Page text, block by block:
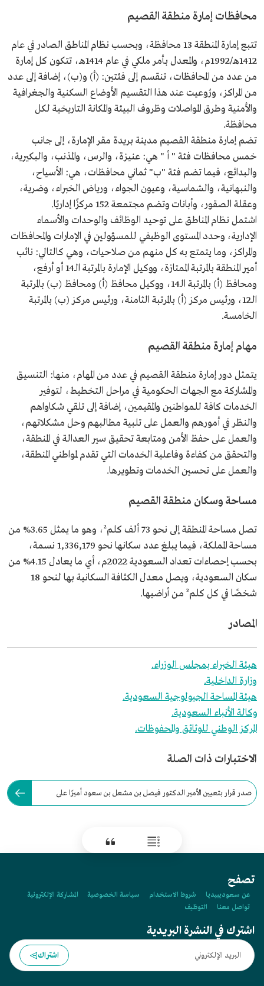
محافظات إمارة منطقة القصيم
تتبع إمارة المنطقة 13 محافظة، وبحسب نظام المناطق الصادر في عام
1412هـ/1992م، والمعدل بأمر ملكي في عام 1414هـ، تتكون كل إمارة
من عدد من المحافظات، تنقسم إلى فئتين: (أ) و(ب)، إضافة إلى عدد
من المراكز، ورُوعيت عند هذا التقسيم الأوضاع السكنية والجغرافية
والأمنية وطرق المواصلات وظروف البيئة والمكانة التاريخية لكل
محافظة.
تضم إمارة منطقة القصيم مدينة بريدة مقر الإمارة، إلى جانب
خمس محافظات فئة " أ " هي: عنيزة، والرس، والمذنب، والبكيرية،
والبدائع، فيما تضم فئة "ب" ثماني محافظات، هي: الأسياح،
والنبهانية، والشماسية، وعيون الجواء، ورياض الخبراء، وضرية،
وعقلة الصقور، وأبانات وتضم مجتمعة 152 مركزًا إداريًا.
اشتمل نظام المناطق على توحيد الوظائف والوحدات والأسماء
الإدارية، وحدد المستوى الوظيفي للمسؤولين في الإمارات والمحافظات
والمراكز، وما يتمتع به كل منهم من صلاحيات، وهي كالتالي: نائب
أمير المنطقة بالمرتبة الممتازة، ووكيل الإمارة بالمرتبة الـ14 أو أرفع،
ومحافظ (أ) بالمرتبة الـ14، ووكيل محافظ (أ) ومحافظ (ب) بالمرتبة
الـ12، ورئيس مركز (أ) بالمرتبة الثامنة، ورئيس مركز (ب) بالمرتبة
الخامسة.
مهام إمارة منطقة القصيم
يتمثل دور إمارة منطقة القصيم في عدد من المهام، منها: التنسيق
والمشاركة مع الجهات الحكومية في مراحل التخطيط، لتوفير
الخدمات كافة للمواطنين والمقيمين، إضافة إلى تلقي شكاواهم
والنظر في أمورهم والعمل على تلبية مطالبهم وحل مشكلاتهم،
والعمل على حفظ الأمن ومتابعة تحقيق سير العدالة في المنطقة،
والتحقق من كفاءة وفاعلية الخدمات التي تقدم لمواطني المنطقة،
والعمل على تحسين الخدمات وتطويرها.
مساحة وسكان منطقة القصيم
تصل مساحة المنطقة إلى نحو 73 ألف كلم²، وهو ما يمثل 3.65% من
مساحة المملكة، فيما يبلغ عدد سكانها نحو 1,336,179 نسمة،
بحسب إحصاءات تعداد السعودية 2022م، أي ما يعادل 4.15% من
سكان السعودية، ويصل معدل الكثافة السكانية بها لنحو 18
شخصًا في كل كلم² من أراضيها.
المصادر
هيئة الخبراء بمجلس الوزراء.
وزارة الداخلية.
هيئة المساحة الجيولوجية السعودية.
وكالة الأنباء السعودية.
المركز الوطني للوثائق والمحفوظات.
الاختبارات ذات الصلة
صدر قرار بتعيين الأمير الدكتور فيصل بن مشعل بن سعود أميرًا على
تصفح
عن سعوديبيديا شروط الاستخدام سياسة الخصوصية
المشاركة الإلكترونية
تواصل معنا
التوظيف
اشترك في النشرة البريدية
اشتراك